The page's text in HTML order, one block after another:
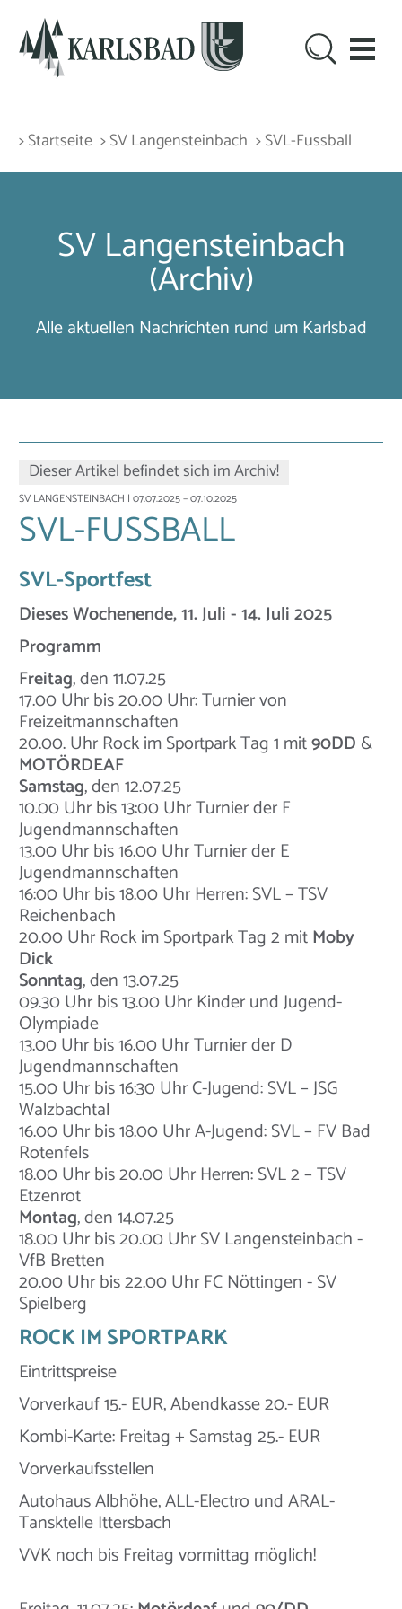
> Startseite > SV Langensteinbach > SVL-Fussball
SV Langensteinbach
(Archiv)
Alle aktuellen Nachrichten rund um Karlsbad
Dieser Artikel befindet sich im Archiv!
SV LANGENSTEINBACH | 07.07.2025 – 07.10.2025
SVL-FUSSBALL
SVL-Sportfest
Dieses Wochenende,11. Juli - 14. Juli 2025
Programm
Freitag, den 11.07.25
17.00 Uhr bis 20.00 Uhr: Turnier von
Freizeitmannschaften
20.00. Uhr Rock im Sportpark Tag 1 mit90DD &
MOTÖRDEAF
Samstag, den 12.07.25
10.00 Uhr bis 13:00 Uhr Turnier der F
Jugendmannschaften
13.00 Uhr bis 16.00 Uhr Turnier der E
Jugendmannschaften
16:00 Uhr bis 18.00 Uhr Herren: SVL – TSV
Reichenbach
20.00 Uhr Rock im Sportpark Tag 2 mitMoby
Dick
Sonntag, den 13.07.25
09.30 Uhr bis 13.00 Uhr Kinder und Jugend-
Olympiade
13.00 Uhr bis 16.00 Uhr Turnier der D
Jugendmannschaften
15.00 Uhr bis 16:30 Uhr C-Jugend: SVL – JSG
Walzbachtal
16.00 Uhr bis 18.00 Uhr A-Jugend: SVL – FV Bad
Rotenfels
18.00 Uhr bis 20.00 Uhr Herren: SVL 2 – TSV
Etzenrot
Montag, den 14.07.25
18.00 Uhr bis 20.00 Uhr SV Langensteinbach -
VfB Bretten
20.00 Uhr bis 22.00 Uhr FC Nöttingen - SV
Spielberg
ROCK IM SPORTPARK
Eintrittspreise
Vorverkauf 15.- EUR, Abendkasse 20.- EUR
Kombi-Karte: Freitag + Samstag 25.- EUR
Vorverkaufsstellen
Autohaus Albhöhe, ALL-Electro und ARAL-
Tansktelle Ittersbach
VVK noch bis Freitag vormittag möglich!